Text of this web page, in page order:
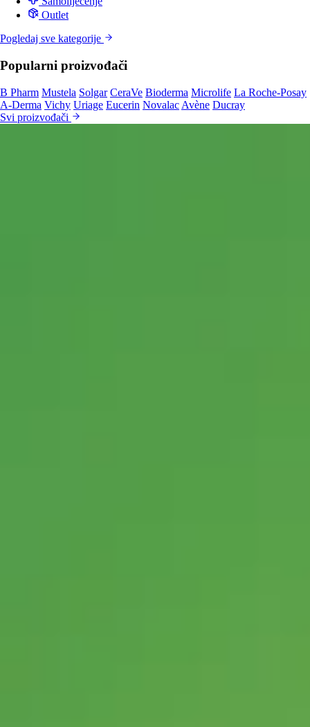
Outlet
Pogledaj sve kategorije
Popularni proizvođači
B Pharm Mustela Solgar CeraVe Bioderma Microlife La Roche-Posay
A-Derma Vichy Uriage Eucerin Novalac Avène Ducray
Svi proizvođači